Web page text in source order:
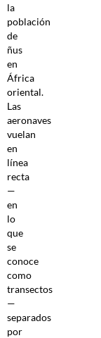
la
población
de
ñus
en
África
oriental.
Las
aeronaves
vuelan
en
línea
recta
—
en
lo
que
se
conoce
como
transectos
—
separados
por